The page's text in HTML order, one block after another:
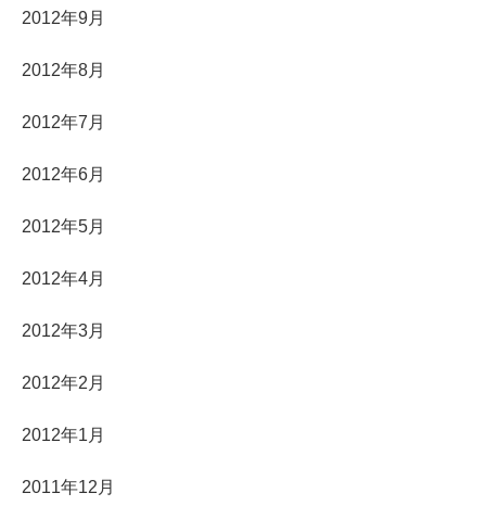
2012年9月
2012年8月
2012年7月
2012年6月
2012年5月
2012年4月
2012年3月
2012年2月
2012年1月
2011年12月